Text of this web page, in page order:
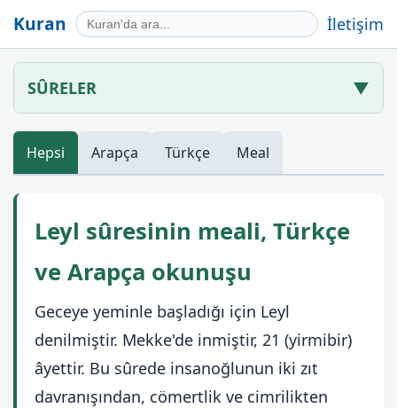
Kuran İletişim
SÛRELER ▼
Hepsi Arapça Türkçe Meal
Leyl sûresinin meali, Türkçe
ve Arapça okunuşu
Geceye yeminle başladığı için Leyl
denilmiştir. Mekke'de inmiştir, 21 (yirmibir)
âyettir. Bu sûrede insanoğlunun iki zıt
davranışından, cömertlik ve cimrilikten